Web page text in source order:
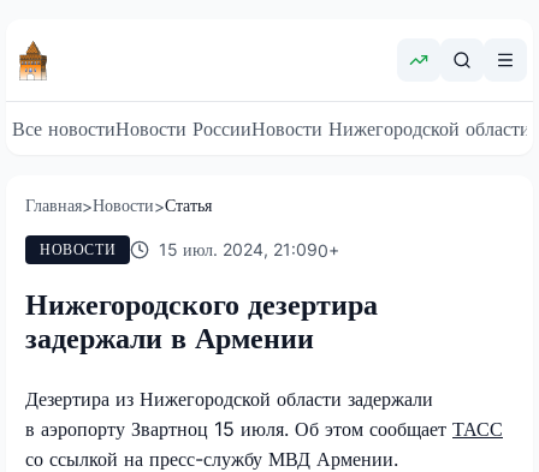
Все новостиНовости РоссииНовости Нижегородской области
Главная>Новости>Статья
НОВОСТИ 15 июл. 2024, 21:090+
Нижегородского дезертира
задержали в Армении
Дезертира из Нижегородской области задержали
в аэропорту Звартноц 15 июля. Об этом сообщает ТАСС
со ссылкой на пресс-службу МВД Армении.